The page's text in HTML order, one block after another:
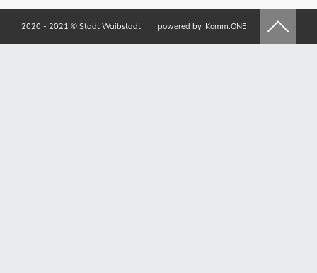
2020 - 2021 © Stadt Waibstadt powered by Komm.ONE